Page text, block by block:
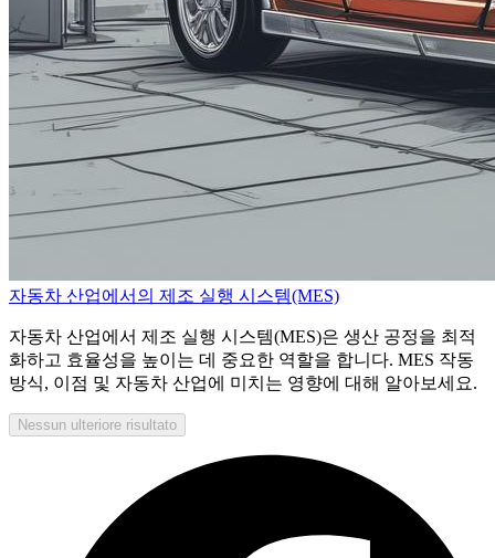
자동차 산업에서의 제조 실행 시스템(MES)
자동차 산업에서 제조 실행 시스템(MES)은 생산 공정을 최적
화하고 효율성을 높이는 데 중요한 역할을 합니다. MES 작동
방식, 이점 및 자동차 산업에 미치는 영향에 대해 알아보세요.
Nessun ulteriore risultato